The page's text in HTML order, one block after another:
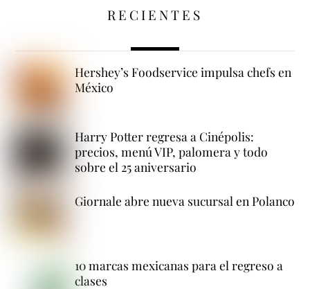
RECIENTES
Hershey’s Foodservice impulsa chefs en
México
Harry Potter regresa a Cinépolis:
precios, menú VIP, palomera y todo
sobre el 25 aniversario
Giornale abre nueva sucursal en Polanco
10 marcas mexicanas para el regreso a
clases